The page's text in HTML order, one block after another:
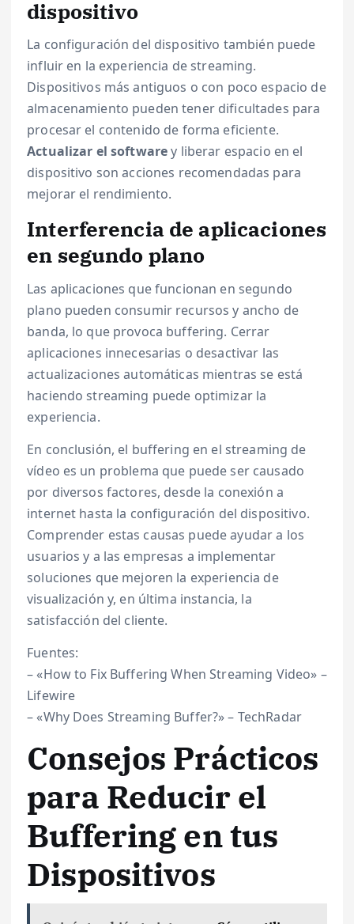
dispositivo
La configuración del dispositivo también puede
influir en la experiencia de streaming.
Dispositivos más antiguos o con poco espacio de
almacenamiento pueden tener dificultades para
procesar el contenido de forma eficiente.
Actualizar el softwarey liberar espacio en el
dispositivo son acciones recomendadas para
mejorar el rendimiento.
Interferencia de aplicaciones
en segundo plano
Las aplicaciones que funcionan en segundo
plano pueden consumir recursos y ancho de
banda, lo que provoca buffering. Cerrar
aplicaciones innecesarias o desactivar las
actualizaciones automáticas mientras se está
haciendo streaming puede optimizar la
experiencia.
En conclusión, el buffering en el streaming de
vídeo es un problema que puede ser causado
por diversos factores, desde la conexión a
internet hasta la configuración del dispositivo.
Comprender estas causas puede ayudar a los
usuarios y a las empresas a implementar
soluciones que mejoren la experiencia de
visualización y, en última instancia, la
satisfacción del cliente.
Fuentes:
– «How to Fix Buffering When Streaming Video» –
Lifewire
– «Why Does Streaming Buffer?» – TechRadar
Consejos Prácticos
para Reducir el
Buffering en tus
Dispositivos